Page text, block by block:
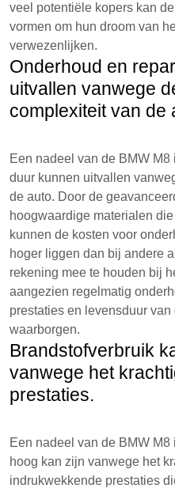
veel potentiële kopers kan
vormen om hun droom van
verwezenlijken.
Onderhoud en
uitvallen vanwege
complexiteit van de
Een nadeel van de BMW
duur kunnen uitvallen
de auto. Door de
hoogwaardige materialen
kunnen de kosten voor
hoger liggen dan bij andere
rekening mee te houden bij
aangezien regelmatig
prestaties en levensduur
waarborgen.
Brandstofverbruik
vanwege het
prestaties.
Een nadeel van de BMW
hoog kan zijn vanwege het
indrukwekkende prestaties